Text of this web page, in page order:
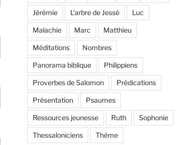
Jérémie L'arbre de Jessé Luc
Malachie Marc Matthieu
Méditations Nombres
Panorama biblique Philippiens
Proverbes de Salomon Prédications
Présentation Psaumes
Ressources jeunesse Ruth Sophonie
Thessaloniciens Thème